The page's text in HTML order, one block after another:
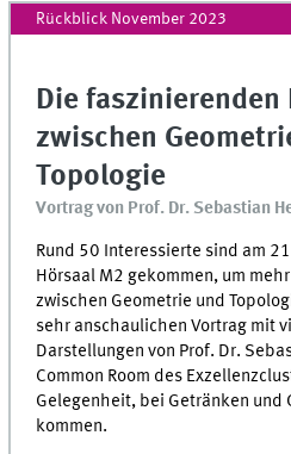
Rückblick November 2023
Die faszinierenden
zwischen
Topologie
Vortrag von Prof. Dr. Sebastian
Rund 50 Interessierte sind am
Hörsaal M2 gekommen, um
zwischen Geometrie und
sehr anschaulichen Vortrag mit
Darstellungen von Prof. Dr.
Common Room des
Gelegenheit, bei Getränken und
kommen.